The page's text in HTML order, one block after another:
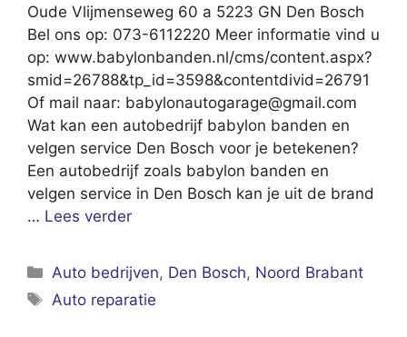
Oude Vlijmenseweg 60 a 5223 GN Den Bosch
Bel ons op: 073-6112220 Meer informatie vind u
op: www.babylonbanden.nl/cms/content.aspx?
smid=26788&tp_id=3598&contentdivid=26791
Of mail naar: babylonautogarage@gmail.com
Wat kan een autobedrijf babylon banden en
velgen service Den Bosch voor je betekenen?
Een autobedrijf zoals babylon banden en
velgen service in Den Bosch kan je uit de brand
… Lees verder
Categorieën
Auto bedrijven, Den Bosch, Noord Brabant
Tags
Auto reparatie